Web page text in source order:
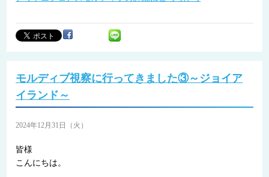
モルディブ視察に行ってきました③～ジョイア
イランド～
2024年12月31日（火）
皆様
こんにちは。